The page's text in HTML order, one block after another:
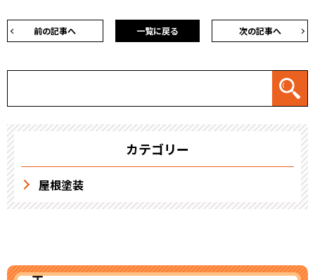
前の記事へ 次の記事へ
一覧に戻る
カテゴリー
屋根塗装